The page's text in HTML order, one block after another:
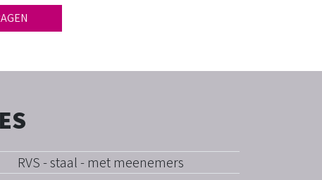
RVS - staal - met meenemers